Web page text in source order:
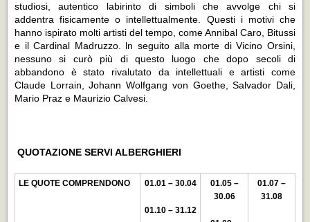
studiosi, autentico labirinto di simboli che avvolge chi si
addentra fisicamente o intellettualmente. Questi i motivi che
hanno ispirato molti artisti del tempo, come Annibal Caro, Bitussi
e il Cardinal Madruzzo. ln seguito alla morte di Vicino Orsini,
nessuno si curò più di questo luogo che dopo secoli di
abbandono è stato rivalutato da intellettuali e artisti come
Claude Lorrain, Johann Wolfgang von Goethe, Salvador Dali,
Mario Praz e Maurizio Calvesi.
QUOTAZIONE SERVI ALBERGHIERI
LE QUOTE COMPRENDONO 01.01 – 30.04
01.10 – 31.12
01.05 –
30.06
01.07 –
31.08